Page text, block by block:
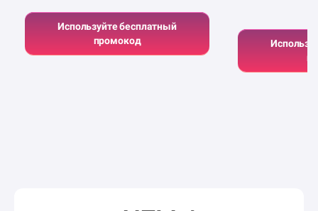
Используйте бесплатный
промокод